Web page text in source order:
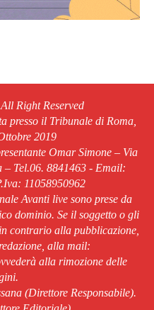
Right Reserved
presso il Tribunale di Roma,
2019
Omar Simone – Via
– Tel.06. 8841463 - Email:
11058950962
Avanti live sono prese da
dominio. Se il soggetto o gli
contrario alla pubblicazione,
alla mail:
alla rimozione delle
(Direttore Responsabile).